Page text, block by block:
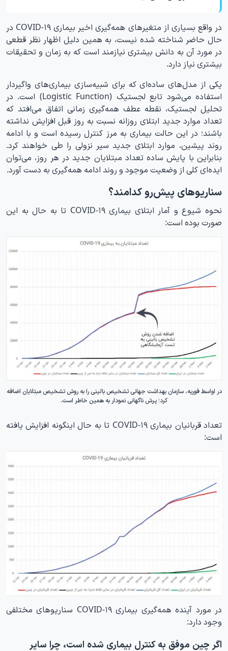
در واقع بسیاری از متغیرهای همه‌گیری اخیر بیماری COVID-۱۹ در
حال حاضر شناخته شده نیست، به همین دلیل اظهار نظر قطعی
در مورد آن به دانش بیشتری نیازمند است که به زمان و تحقیقات
بیشتری نیاز دارد.
یکی از مدل‌های ساده‌ای که برای شبیه‌سازی بیماری‌های واگیردار
استفاده می‌شود تابع لجستیک (Logistic Function) است. در
تحلیل لجستیک، نقطه عطف همه‌گیری زمانی اتفاق می‌افتد که
تعداد موارد جدید ابتلای روزانه نسبت به روز قبل افزایش نداشته
باشند؛ در این حالت بیماری به مرز کنترل رسیده است و با ادامه
روند پیشین، موارد ابتلای جدید سیر نزولی را طی خواهند کرد.
بنابراین با پایش ساده تعداد مبتلایان جدید در هر روز، می‌توان
ایده‌ای کلی از وضعیت موجود و روند ادامه همه‌گیری به دست آورد.
سناریوهای پیش‌رو کدامند؟
نحوه شیوع و آمار ابتلای بیماری COVID-۱۹ تا به حال به این
صورت بوده است:
در اواسط فوریه، سازمان بهداشت جهانی تشخیص بالینی را به روش تشخیص مبتلایان اضافه
کرد؛ پرش ناگهانی نمودار به همین خاطر است.
تعداد قربانیان بیماری COVID-۱۹ تا به حال اینگونه افزایش یافته
است:
در مورد آینده همه‌گیری بیماری COVID-۱۹ سناریوهای مختلفی
وجود دارد:
اگر چین موفق به کنترل بیماری شده است، چرا سایر